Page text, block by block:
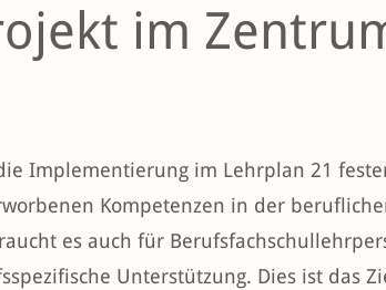
im
Implementierung im Lehrplan 21
Kompetenzen in der
es auch für
Unterstützung. Dies ist das